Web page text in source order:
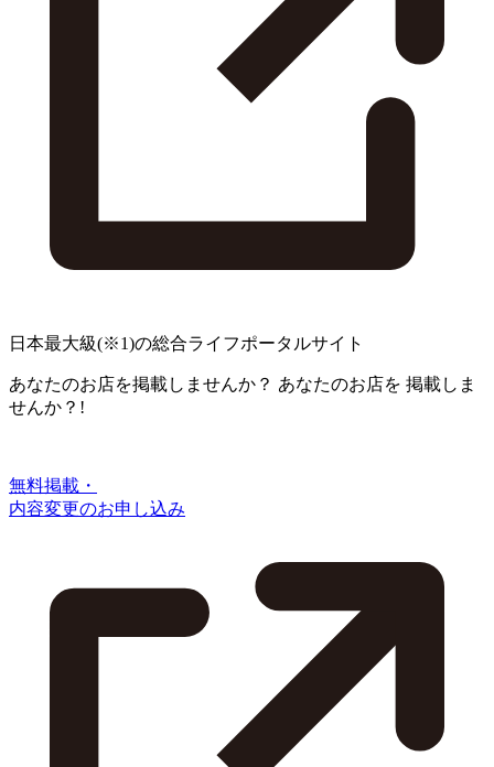
日本最大級(※1)の総合ライフポータルサイト
あなたのお店を掲載しませんか？ あなたのお店を 掲載しま
せんか？!
無料掲載・
内容変更のお申し込み